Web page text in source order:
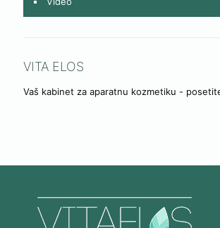
VITA ELOS
Vaš kabinet za aparatnu kozmetiku -